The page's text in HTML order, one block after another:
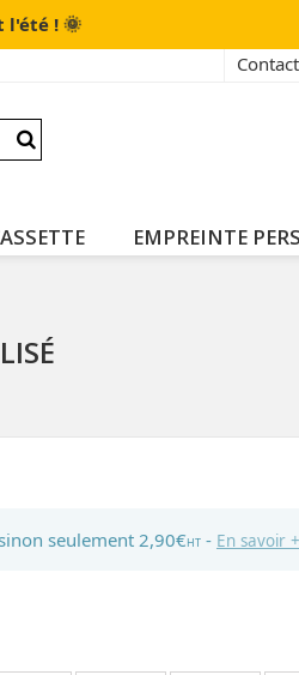
l'été ! 🌞
EMPREINTE
seulement 2,90€HT- En savoir +